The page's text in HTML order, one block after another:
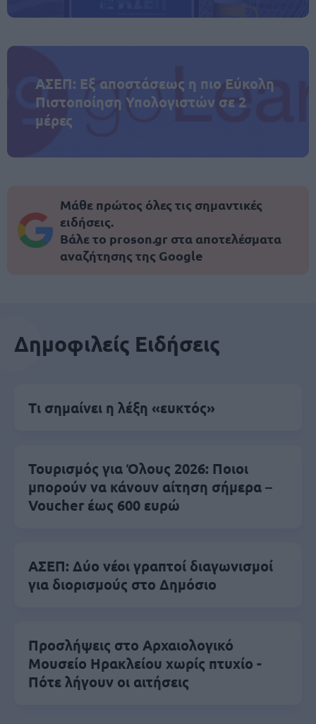
ΑΣΕΠ: Εξ αποστάσεως η πιο Εύκολη
Πιστοποίηση Υπολογιστών σε 2
μέρες
Μάθε πρώτος όλες τις σημαντικές
ειδήσεις.
Βάλε το proson.gr στα αποτελέσματα
αναζήτησης της Google
Δημοφιλείς Ειδήσεις
Τι σημαίνει η λέξη «ευκτός»
Τουρισμός για Όλους 2026: Ποιοι
μπορούν να κάνουν αίτηση σήμερα –
Voucher έως 600 ευρώ
ΑΣΕΠ: Δύο νέοι γραπτοί διαγωνισμοί
για διορισμούς στο Δημόσιο
Προσλήψεις στο Αρχαιολογικό
Μουσείο Ηρακλείου χωρίς πτυχίο -
Πότε λήγουν οι αιτήσεις